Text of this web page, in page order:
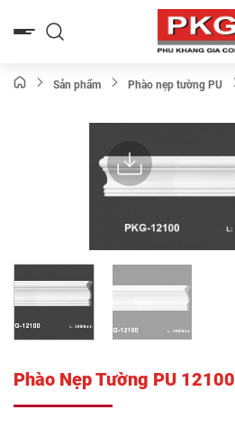
qua
Sản phẩm Phào nẹp tường PU
Phào Nẹp Tường PU 12100